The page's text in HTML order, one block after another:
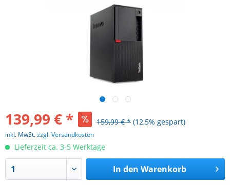
139,99 € * 159,99 € * (12,5% gespart)
inkl. MwSt.zzgl. Versandkosten
Lieferzeit ca. 3-5 Werktage
In den Warenkorb